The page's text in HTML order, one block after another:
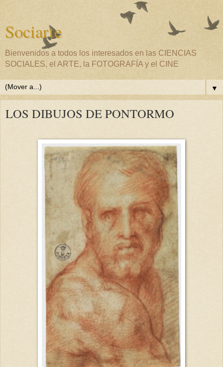
Sociarte
Bienvenidos a todos los interesados en las CIENCIAS
SOCIALES, el ARTE, la FOTOGRAFÍA y el CINE
▼
LOS DIBUJOS DE PONTORMO